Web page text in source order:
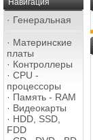
Навигация
· Генеральная
· Материнские
платы
· Контроллеры
· CPU -
процессоры
· Память - RAM
· Видеокарты
· HDD, SSD,
FDD